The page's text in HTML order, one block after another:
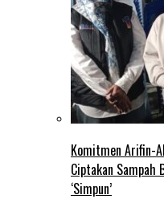
Komitmen Arifin-
Ciptakan Sampah
‘Simpun’